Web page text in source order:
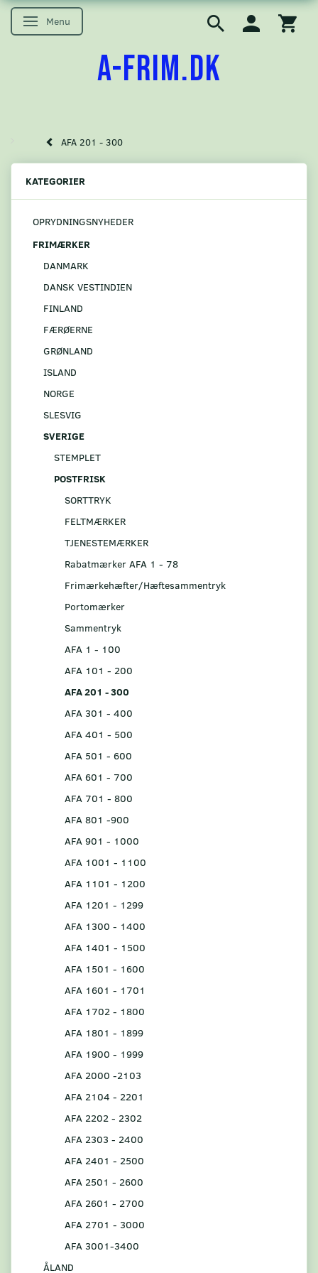
Skifte navigation
Menu
A-FRIM.DK
AFA 201 - 300
KATEGORIER
OPRYDNINGSNYHEDER
FRIMÆRKER
DANMARK
DANSK VESTINDIEN
FINLAND
FÆRØERNE
GRØNLAND
ISLAND
NORGE
SLESVIG
SVERIGE
STEMPLET
POSTFRISK
SORTTRYK
FELTMÆRKER
TJENESTEMÆRKER
Rabatmærker AFA 1 - 78
Frimærkehæfter/Hæftesammentryk
Portomærker
Sammentryk
AFA 1 - 100
AFA 101 - 200
AFA 201 - 300
AFA 301 - 400
AFA 401 - 500
AFA 501 - 600
AFA 601 - 700
AFA 701 - 800
AFA 801 -900
AFA 901 - 1000
AFA 1001 - 1100
AFA 1101 - 1200
AFA 1201 - 1299
AFA 1300 - 1400
AFA 1401 - 1500
AFA 1501 - 1600
AFA 1601 - 1701
AFA 1702 - 1800
AFA 1801 - 1899
AFA 1900 - 1999
AFA 2000 -2103
AFA 2104 - 2201
AFA 2202 - 2302
AFA 2303 - 2400
AFA 2401 - 2500
AFA 2501 - 2600
AFA 2601 - 2700
AFA 2701 - 3000
AFA 3001-3400
ÅLAND